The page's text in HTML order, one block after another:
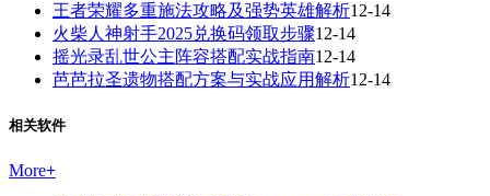
王者荣耀多重施法攻略及强势英雄解析12-14
火柴人神射手2025兑换码领取步骤12-14
摇光录乱世公主阵容搭配实战指南12-14
芭芭拉圣遗物搭配方案与实战应用解析12-14
相关软件
More+